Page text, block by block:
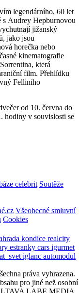
legendárního, 60 let
s Audrey Hepburnovou
jižanský
jako jsou
horečka nebo
kinematografie
která
film. Přehlídku
Felliniho
od 10. června do
hodiny v souvislosti se
celebrit Soutěže
Všeobecné smluvní
Cookies
kondice realcity
estranky cars igurmet
iglanc automodul
práva vyhrazena.
pro jiné než osobní